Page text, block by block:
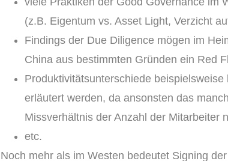
(z.B. Eigentum vs. Asset Light, Verzicht
Findings der Due Diligence mögen im
China aus bestimmten Gründen ein Red
Produktivitätsunterschiede
erläutert werden, da ansonsten das
Missverhältnis der Anzahl der Mitarbeiter
etc.
Noch mehr als im Westen bedeutet Signing